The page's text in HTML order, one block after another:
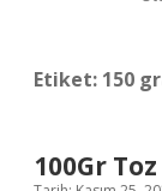
Etiket: 150
100Gr